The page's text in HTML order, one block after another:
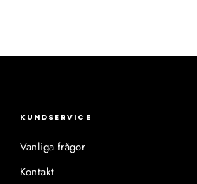
KUNDSERVICE
Vanliga frågor
Kontakt